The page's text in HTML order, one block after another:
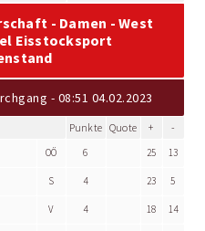
- Damen - West
Eisstocksport
- 08:51 04.02.2023
Punkte Quote + -
OÖ 6 25 13
S 4 23 5
V 4 18 14